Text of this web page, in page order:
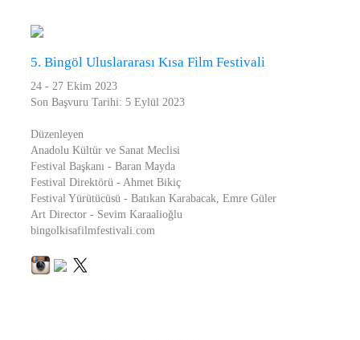
5. Bingöl Uluslararası Kısa Film Festivali
24 - 27 Ekim 2023
Son Başvuru Tarihi: 5 Eylül 2023
Düzenleyen
Anadolu Kültür ve Sanat Meclisi
Festival Başkanı - Baran Mayda
Festival Direktörü - Ahmet Bikiç
Festival Yürütücüsü - Batıkan Karabacak, Emre Güler
Art Director - Sevim Karaalioğlu
bingolkisafilmfestivali.com